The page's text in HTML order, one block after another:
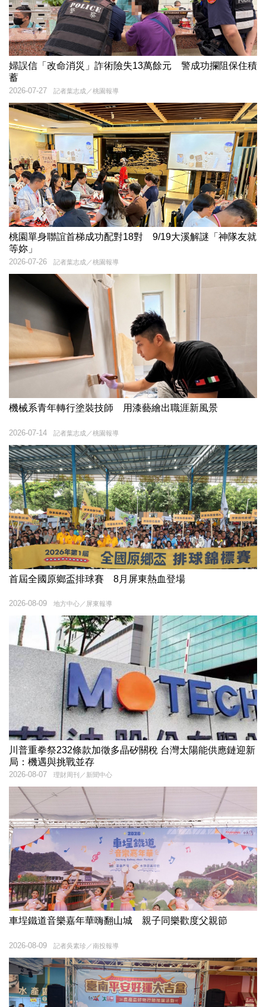
婦誤信「改命消災」詐術險失13萬餘元 警成功攔阻保住積
蓄
記者葉志成／桃園報導
2026-07-27
桃園單身聯誼首梯成功配對18對 9/19大溪解謎「神隊友就
等妳」
記者葉志成／桃園報導
2026-07-26
機械系青年轉行塗裝技師 用漆藝繪出職涯新風景
記者葉志成／桃園報導
2026-07-14
首屆全國原鄉盃排球賽 8月屏東熱血登場
地方中心／屏東報導
2026-08-09
川普重拳祭232條款加徵多晶矽關稅 台灣太陽能供應鏈迎新
局：機遇與挑戰並存
理財周刊／新聞中心
2026-08-07
車埕鐵道音樂嘉年華嗨翻山城 親子同樂歡度父親節
記者吳素珍／南投報導
2026-08-09